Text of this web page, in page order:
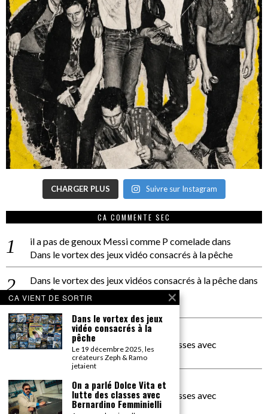
CHARGER PLUS Suivre sur Instagram
CA COMMENTE SEC
il a pas de genoux Messi comme P comeladedans
Dans le vortex des jeux vidéo consacrés à la pêche
Dans le vortex des jeux vidéos consacrés à la pêchedans
PACÔME THIELLEMENT
La séance d’Hip Gnose
La Patrie
dans
On a parlé Dolce Vita et lutte des classes avec
Bernardino Femminielli
carte noire negra à l'o tiededans
On a parlé Dolce Vita et lutte des classes avec
Bernardino Femminielli
CA VIENT DE SORTIR
Dans le vortex des jeux
vidéo consacrés à la
pêche
Le 19 décembre 2025, les
créateurs Zeph & Ramo
jetaient
On a parlé Dolce Vita et
lutte des classes avec
Bernardino Femminielli